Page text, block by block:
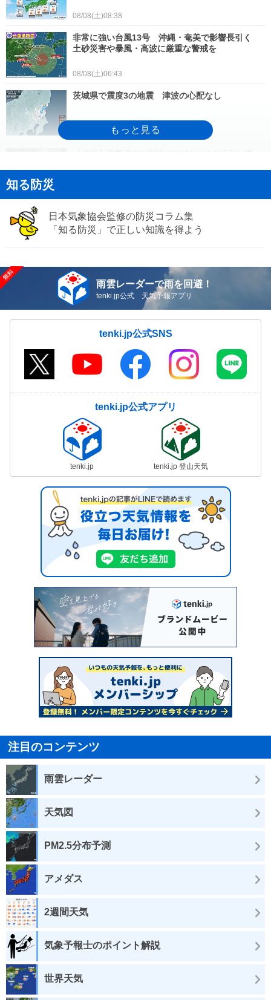
08/08(土)08:38
非常に強い台風13号 沖縄・奄美で影響長引く
土砂災害や暴風・高波に厳重な警戒を
08/08(土)06:43
茨城県で震度3の地震 津波の心配なし
08/08(土)03:48
台風13号が再発達 非常に強い勢力で沖縄・奄美
に接近 状況悪化の前に避難の検討を
鳥取で39.6℃と酷暑日に迫る暑さ 35℃以上が続
出で今年一番の高温も(7日)
08/07(金)15:59
気象予報士の解説をもっと見る
知る防災
日本気象協会監修の防災コラム集
「知る防災」で正しい知識を得よう
雨雲レーダーで雨を回避！
tenki.jp公式 天気予報アプリ
tenki.jp公式SNS
tenki.jp公式アプリ
tenki.jp tenki.jp 登山天気
注目のコンテンツ
雨雲レーダー
天気図
PM2.5分布予測
アメダス
2週間天気
気象予報士のポイント解説
世界天気